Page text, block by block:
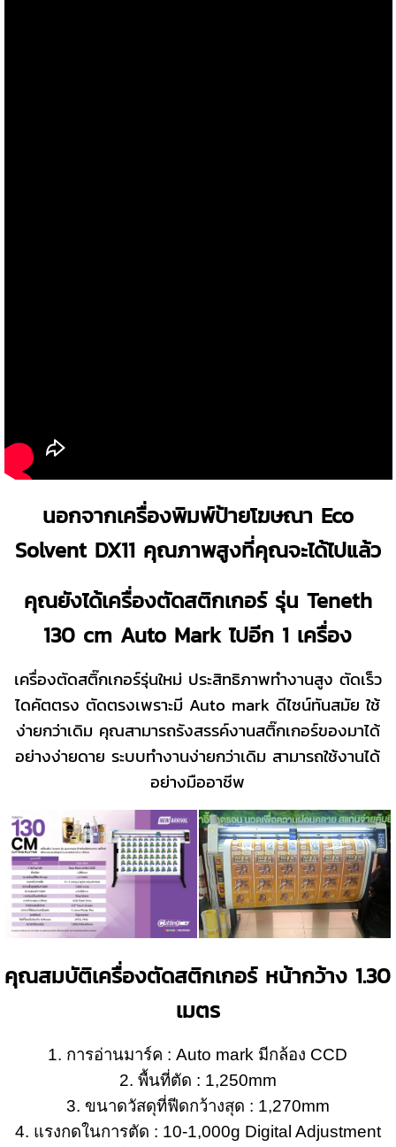
นอกจากเครื่องพิมพ์ป้ายโฆษณา Eco
Solvent DX11 คุณภาพสูงที่คุณจะได้ไปแล้ว
คุณยังได้เครื่องตัดสติกเกอร์ รุ่น Teneth
130 cm Auto Mark ไปอีก 1 เครื่อง
เครื่องตัดสติ๊กเกอร์รุ่นใหม่ ประสิทธิภาพทำงานสูง ตัดเร็ว
ไดคัตตรง ตัดตรงเพราะมี Auto mark ดีไซน์ทันสมัย ใช้
ง่ายกว่าเดิม คุณสามารถรังสรรค์งานสติ๊กเกอร์ของมาได้
อย่างง่ายดาย ระบบทำงานง่ายกว่าเดิม สามารถใช้งานได้
อย่างมืออาชีพ
คุณสมบัติเครื่องตัดสติกเกอร์ หน้ากว้าง 1.30
เมตร
1. การอ่านมาร์ค : Auto mark มีกล้อง CCD
2. พื้นที่ตัด : 1,250mm
3. ขนาดวัสดุที่ฟีดกว้างสุด : 1,270mm
4. แรงกดในการตัด : 10-1,000g Digital Adjustment